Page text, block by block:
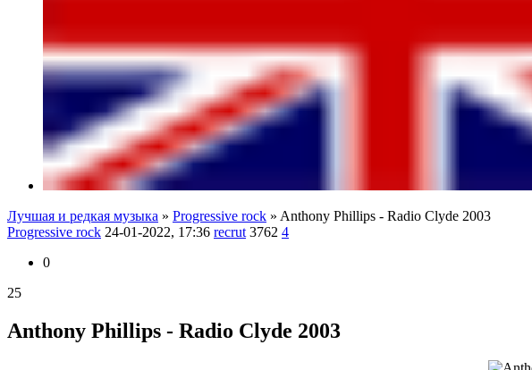
Лучшая и редкая музыка » Progressive rock » Anthony Phillips - Radio Clyde 2003
Progressive rock 24-01-2022, 17:36 recrut 3762 4
0
25
Anthony Phillips - Radio Clyde 2003